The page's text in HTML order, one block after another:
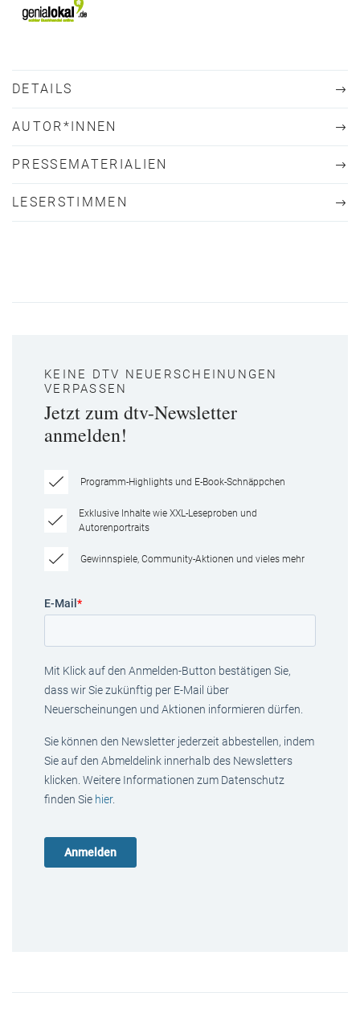
DETAILS
AUTOR*INNEN
PRESSEMATERIALIEN
LESERSTIMMEN
KEINE DTV NEUERSCHEINUNGEN
VERPASSEN
Jetzt zum dtv-Newsletter
anmelden!
Programm-Highlights und E-Book-Schnäppchen
Exklusive Inhalte wie XXL-Leseproben und
Autorenportraits
Gewinnspiele, Community-Aktionen und vieles mehr
E-Mail *
Mit Klick auf den Anmelden-Button bestätigen Sie,
dass wir Sie zukünftig per E-Mail über
Neuerscheinungen und Aktionen informieren dürfen.
Sie können den Newsletter jederzeit abbestellen, indem
Sie auf den Abmeldelink innerhalb des Newsletters
klicken. Weitere Informationen zum Datenschutz
finden Sie hier.